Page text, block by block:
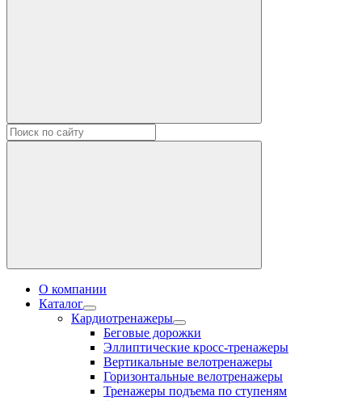
О компании
Каталог
Кардиотренажеры
Беговые дорожки
Эллиптические кросс-тренажеры
Вертикальные велотренажеры
Горизонтальные велотренажеры
Тренажеры подъема по ступеням